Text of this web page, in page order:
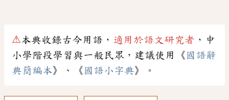
⚠本典收錄古今用語， 適用於語文研究者 ，中
小學階段學習與一般民眾，建議使用《 國語辭
典簡編本》、《 國語小字典》。